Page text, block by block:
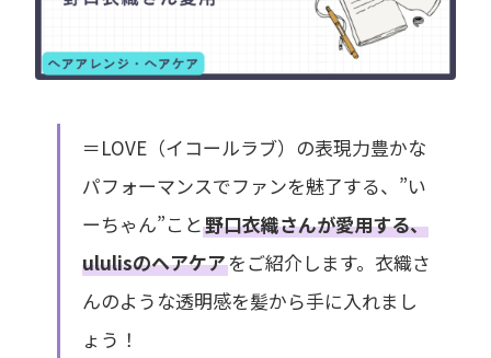
＝LOVE（イコールラブ）の表現力豊かな
パフォーマンスでファンを魅了する、”い
ーちゃん”こと野口衣織さんが愛用する、
ululisのヘアケアをご紹介します。衣織さ
んのような透明感を髪から手に入れまし
ょう！